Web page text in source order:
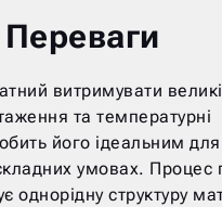
Переваги
витримувати великі
та температурні
його ідеальним для
умовах. Процес
однорідну структуру